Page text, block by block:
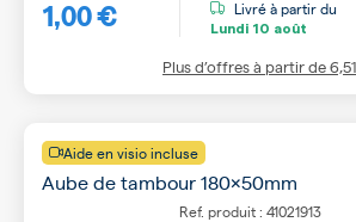
1,00 €
B
Livré à partir du
Lundi 10 août
Plus d’offres à partir de
Aide en visio incluse
Aube de tambour 180x50mm
Ref. produit : 41021913